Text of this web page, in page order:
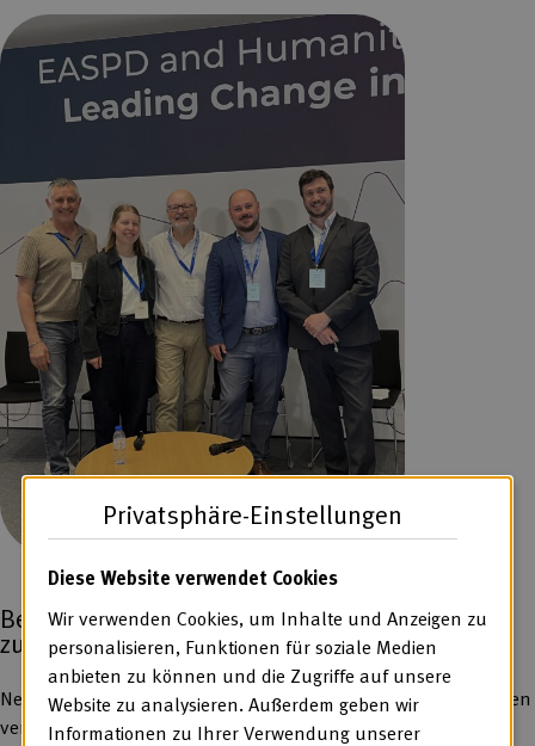
Behindertenhilfe im Wandel: Strategien für
zukunftsfähige Strukturen
Neben Paneldiskussionen und Workshops fanden auch Treffen
verschiedener Arbeitsgruppen statt, in denen die BAG WfbM
Privatsphäre-Einstellungen
Diese Website verwendet Cookies
Wir verwenden Cookies, um Inhalte und Anzeigen zu
personalisieren, Funktionen für soziale Medien
anbieten zu können und die Zugriffe auf unsere
Website zu analysieren. Außerdem geben wir
Informationen zu Ihrer Verwendung unserer